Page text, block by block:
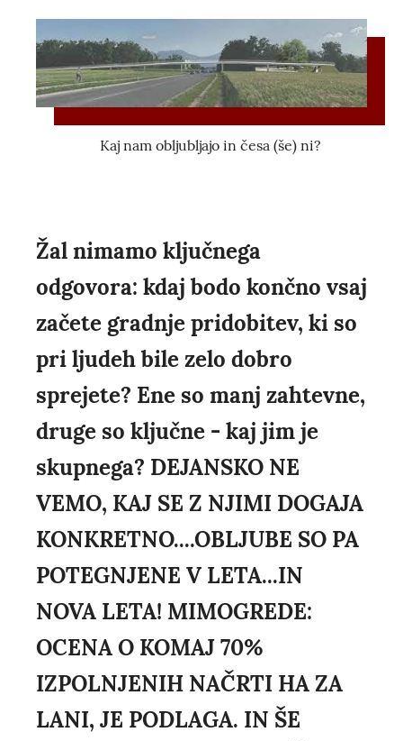
Kaj nam obljubljajo in česa (še) ni?
Žal nimamo ključnega
odgovora: kdaj bodo končno vsaj
začete gradnje pridobitev, ki so
pri ljudeh bile zelo dobro
sprejete? Ene so manj zahtevne,
druge so ključne - kaj jim je
skupnega? DEJANSKO NE
VEMO, KAJ SE Z NJIMI DOGAJA
KONKRETNO....OBLJUBE SO PA
POTEGNJENE V LETA...IN
NOVA LETA! MIMOGREDE:
OCENA O KOMAJ 70%
IZPOLNJENIH NAČRTI HA ZA
LANI, JE PODLAGA. IN ŠE